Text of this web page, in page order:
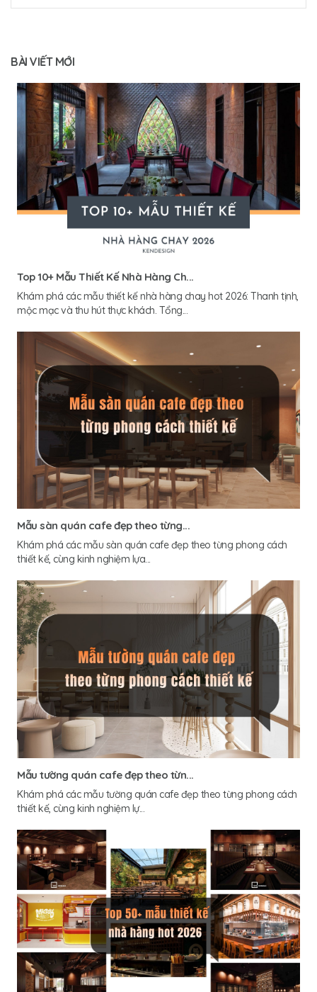
BÀI VIẾT MỚI
Top 10+ Mẫu Thiết Kế Nhà Hàng Ch...
Khám phá các mẫu thiết kế nhà hàng chay hot 2026: Thanh tịnh,
mộc mạc và thu hút thực khách. Tổng...
Mẫu sàn quán cafe đẹp theo từng...
Khám phá các mẫu sàn quán cafe đẹp theo từng phong cách
thiết kế, cùng kinh nghiệm lựa...
Mẫu tường quán cafe đẹp theo từn...
Khám phá các mẫu tường quán cafe đẹp theo từng phong cách
thiết kế, cùng kinh nghiệm lự...